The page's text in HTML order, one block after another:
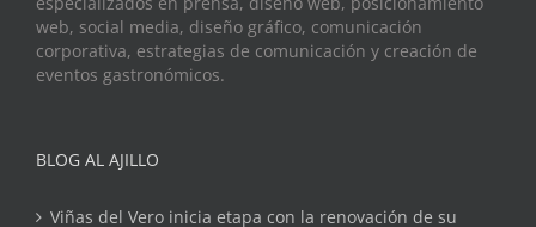
web, social media, diseño gráfico, comunicación
corporativa, estrategias de comunicación y creación de
eventos gastronómicos.
BLOG AL AJILLO
Viñas del Vero inicia etapa con la renovación de su